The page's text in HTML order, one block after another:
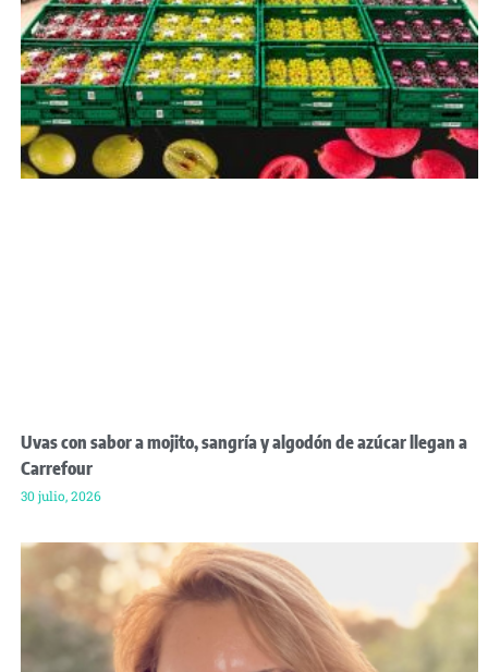
Uvas con sabor a mojito, sangría y algodón de azúcar llegan a
Carrefour
30 julio, 2026